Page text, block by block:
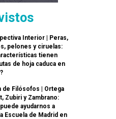
Interior | Peras,
pelones y ciruelas:
tienen
de hoja caduca en
de Filósofos | Ortega
Zubiri y Zambrano:
ayudarnos a
Escuela de Madrid en